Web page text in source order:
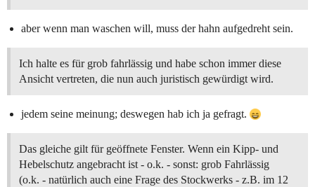
aber wenn man waschen will, muss der hahn aufgedreht sein.
Ich halte es für grob fahrlässig und habe schon immer diese
Ansicht vertreten, die nun auch juristisch gewürdigt wird.
jedem seine meinung; deswegen hab ich ja gefragt.
Das gleiche gilt für geöffnete Fenster. Wenn ein Kipp- und
Hebelschutz angebracht ist - o.k. - sonst: grob Fahrlässig
(o.k. - natürlich auch eine Frage des Stockwerks - z.B. im 12